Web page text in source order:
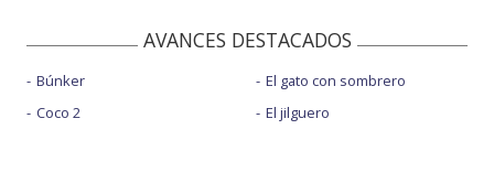
AVANCES DESTACADOS
Búnker
Coco 2
El gato con sombrero
El jilguero